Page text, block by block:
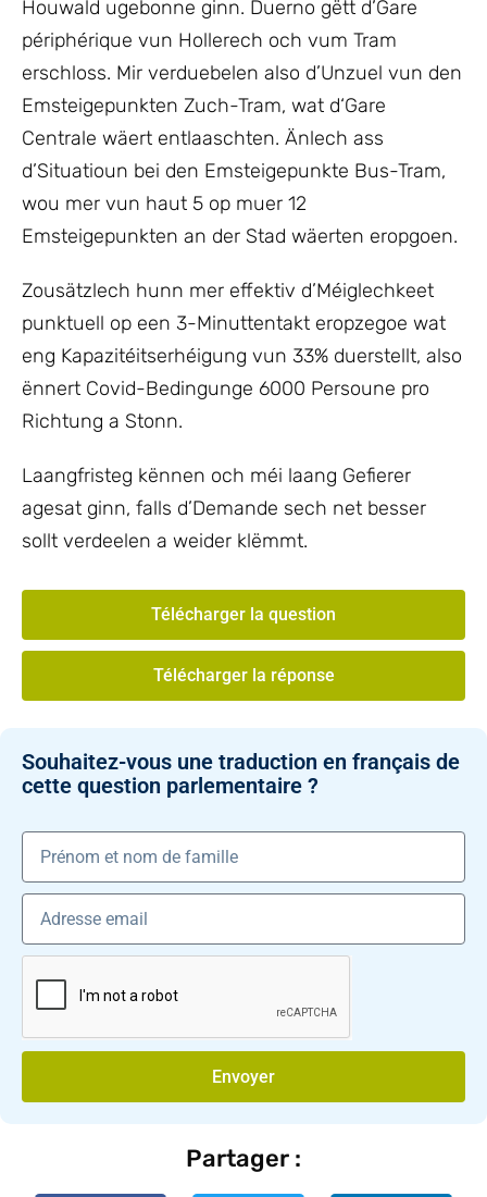
Houwald ugebonne ginn. Duerno gëtt d’Gare
périphérique vun Hollerech och vum Tram
erschloss. Mir verduebelen also d’Unzuel vun den
Emsteigepunkten Zuch-Tram, wat d‘Gare
Centrale wäert entlaaschten. Änlech ass
d’Situatioun bei den Emsteigepunkte Bus-Tram,
wou mer vun haut 5 op muer 12
Emsteigepunkten an der Stad wäerten eropgoen.
Zousätzlech hunn mer effektiv d’Méiglechkeet
punktuell op een 3-Minuttentakt eropzegoe wat
eng Kapazitéitserhéigung vun 33% duerstellt, also
ënnert Covid-Bedingunge 6000 Persoune pro
Richtung a Stonn.
Laangfristeg kënnen och méi laang Gefierer
agesat ginn, falls d’Demande sech net besser
sollt verdeelen a weider klëmmt.
Télécharger la question
Télécharger la réponse
Souhaitez-vous une traduction en français de
cette question parlementaire ?
Envoyer
Partager :